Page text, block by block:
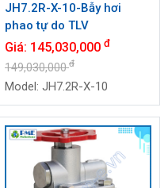
JH7.2R-X-10-Bẫy hơi
phao tự do TLV
Giá: 145,030,000 đ
149,030,000đ
Model: JH7.2R-X-10